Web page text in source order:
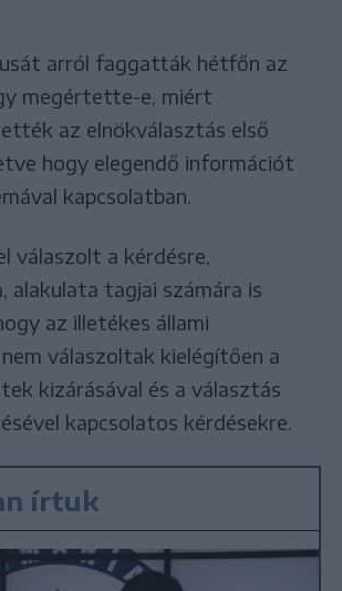
arról faggatták hétfőn az
megértette-e, miért
az elnökválasztás első
hogy elegendő információt
kapcsolatban.
válaszolt a kérdésre,
alakulata tagjai számára is
az illetékes állami
válaszoltak kielégítően a
kizárásával és a választás
kapcsolatos kérdésekre.
írtuk